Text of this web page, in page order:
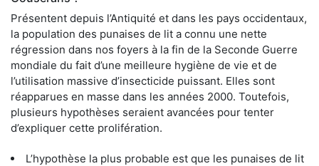
Présentent depuis l’Antiquité et dans les pays occidentaux,
la population des punaises de lit a connu une nette
régression dans nos foyers à la fin de la Seconde Guerre
mondiale du fait d’une meilleure hygiène de vie et de
l’utilisation massive d’insecticide puissant. Elles sont
réapparues en masse dans les années 2000. Toutefois,
plusieurs hypothèses seraient avancées pour tenter
d’expliquer cette prolifération.
L’hypothèse la plus probable est que les punaises de lit